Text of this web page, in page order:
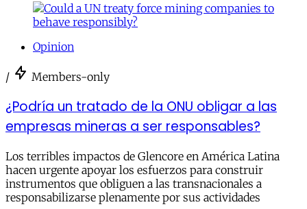
Opinion
/ Members-only
¿Podría un tratado de la ONU obligar a las
empresas mineras a ser responsables?
Los terribles impactos de Glencore en América Latina
hacen urgente apoyar los esfuerzos para construir
instrumentos que obliguen a las transnacionales a
responsabilizarse plenamente por sus actividades